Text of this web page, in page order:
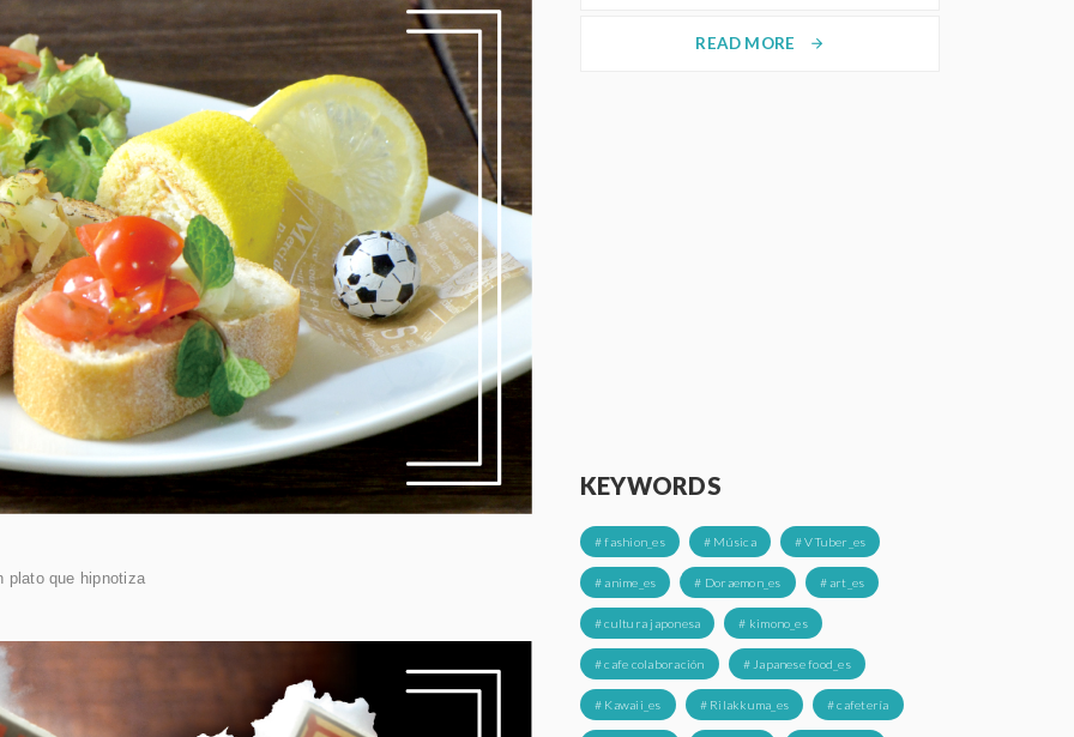
plato que hipnotiza
READ MORE arrow_forward
KEYWORDS
# fashion_es # Música # VTuber_es
# anime_es # Doraemon_es # art_es
# cultura japonesa # kimono_es
# cafe colaboración # Japanese food_es
# Kawaii_es # Rilakkuma_es # cafetería